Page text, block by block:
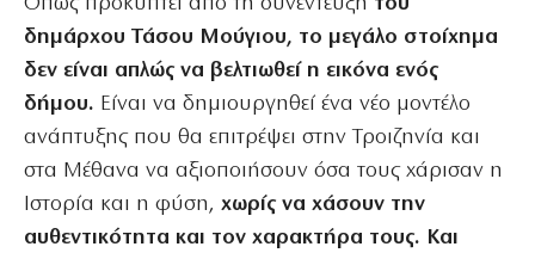
δημάρχου Τάσου Μούγιου, το μεγάλο στοίχημα
δεν είναι απλώς να βελτιωθεί η εικόνα ενός
δήμου. Είναι να δημιουργηθεί ένα νέο μοντέλο
ανάπτυξης που θα επιτρέψει στην Τροιζηνία και
στα Μέθανα να αξιοποιήσουν όσα τους χάρισαν η
Ιστορία και η φύση, χωρίς να χάσουν την
αυθεντικότητα και τον χαρακτήρα τους. Και